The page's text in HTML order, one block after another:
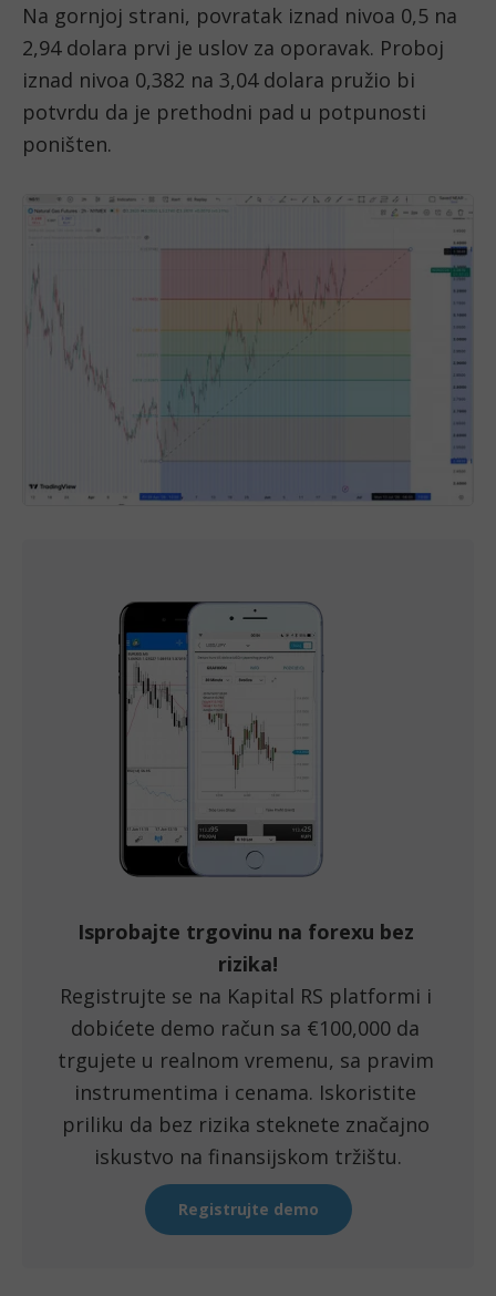
Na gornjoj strani, povratak iznad nivoa 0,5 na
2,94 dolara prvi je uslov za oporavak. Proboj
iznad nivoa 0,382 na 3,04 dolara pružio bi
potvrdu da je prethodni pad u potpunosti
poništen.